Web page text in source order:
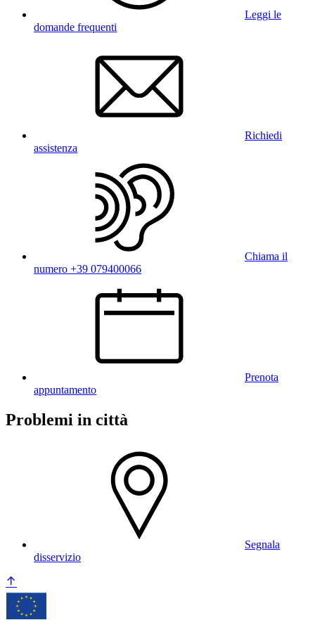
Leggi le
domande frequenti
Richiedi
assistenza
Chiama il
numero +39 079400066
Prenota
appuntamento
Problemi in città
Segnala
disservizio